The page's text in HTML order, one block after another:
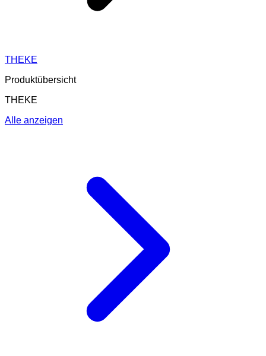
THEKE
Produktübersicht
THEKE
Alle anzeigen